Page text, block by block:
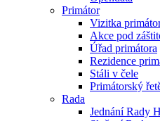
Primátor
Vizitka
Akce pod
Úřad primátora
Rezidence
Stáli v čele
Primátorský
Rada
Jednání Rady